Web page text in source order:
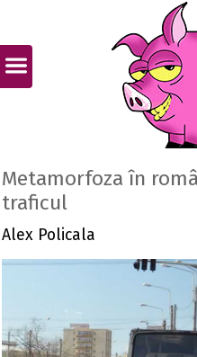
Metamorfoza în
traficul
Alex Policala